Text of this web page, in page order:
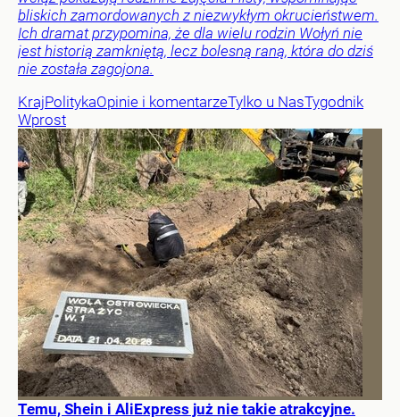
bliskich zamordowanych z niezwykłym okrucieństwem.
Ich dramat przypomina, że dla wielu rodzin Wołyń nie
jest historią zamkniętą, lecz bolesną raną, która do dziś
nie została zagojona.
KrajPolitykaOpinie i komentarzeTylko u NasTygodnik
Wprost
Temu, Shein i AliExpress już nie takie atrakcyjne.